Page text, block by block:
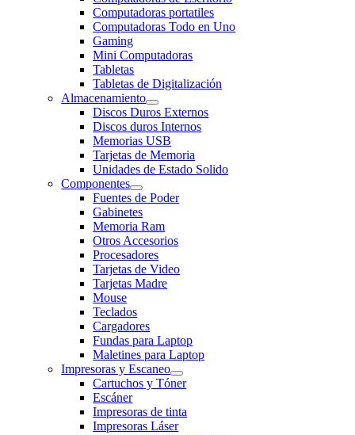
Computadoras portatiles
Computadoras Todo en Uno
Gaming
Mini Computadoras
Tabletas
Tabletas de Digitalización
Almacenamiento
Discos Duros Externos
Discos duros Internos
Memorias USB
Tarjetas de Memoria
Unidades de Estado Solido
Componentes
Fuentes de Poder
Gabinetes
Memoria Ram
Otros Accesorios
Procesadores
Tarjetas de Video
Tarjetas Madre
Mouse
Teclados
Cargadores
Fundas para Laptop
Maletines para Laptop
Impresoras y Escaneo
Cartuchos y Tóner
Escáner
Impresoras de tinta
Impresoras Láser